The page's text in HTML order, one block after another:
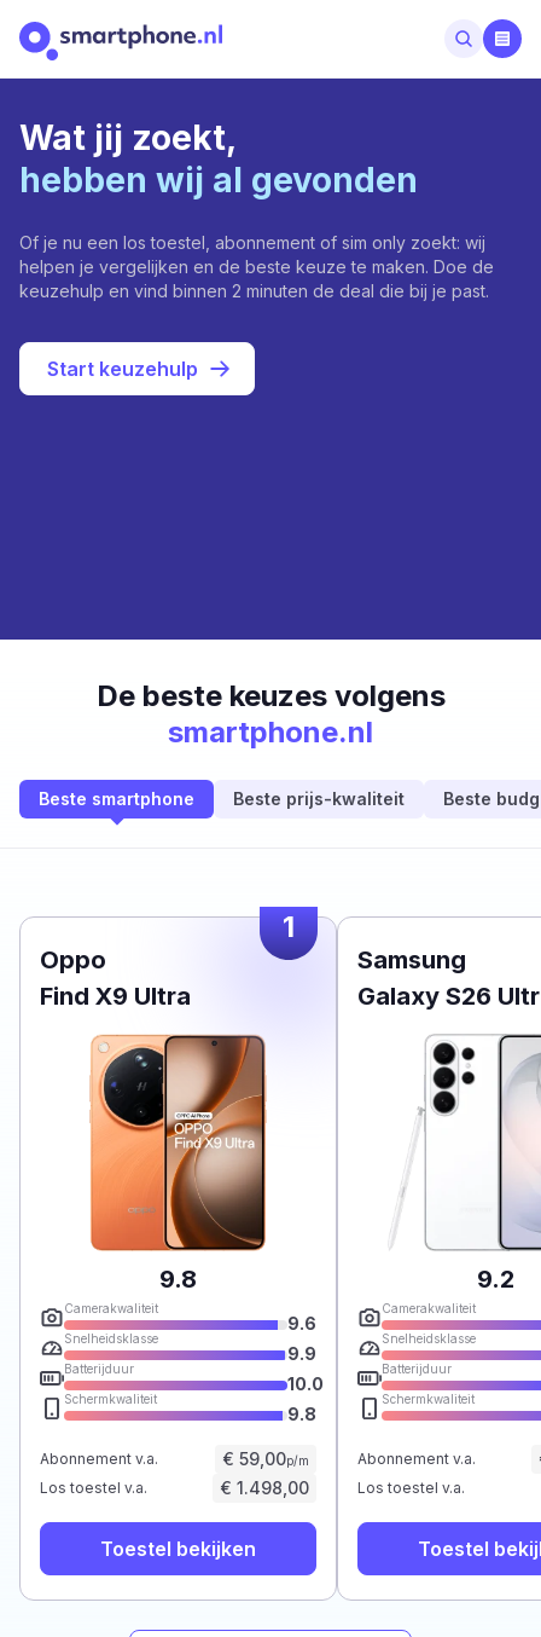
Wat jij zoekt,
hebben wij al gevonden
Of je nu een los toestel, abonnement of sim only zoekt: wij
helpen je vergelijken en de beste keuze te maken. Doe de
keuzehulp en vind binnen 2 minuten de deal die bij je past.
Start keuzehulp
De beste keuzes volgens
smartphone.nl
Beste smartphone Beste prijs-kwaliteit Beste
1
Oppo
Find X9 Ultra
9.8
Camerakwaliteit
9.6
Snelheidsklasse
9.9
Batterijduur
10.0
Schermkwaliteit
9.8
Abonnement v.a. € 59,00p/m
Los toestel v.a. € 1.498,00
Toestel bekijken
Samsung
Galaxy S26
9.2
Camerakwaliteit
Snelheidsklasse
Batterijduur
Schermkwaliteit
Abonnement v.a.
Los toestel v.a.
Toestel